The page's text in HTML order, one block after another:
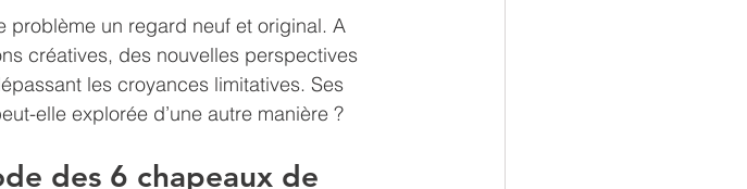
problème un regard neuf et original. A
créatives, des nouvelles perspectives
les croyances limitatives. Ses
elle explorée d’une autre manière ?
des 6 chapeaux de